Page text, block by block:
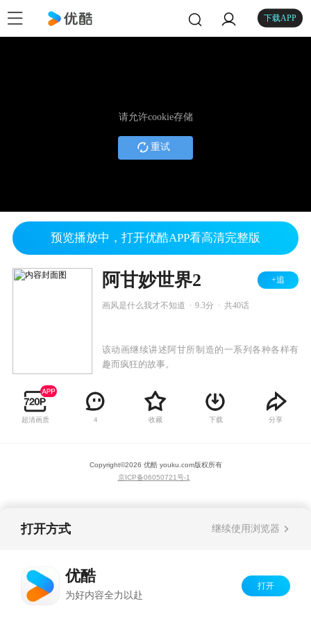
下载APP
请允许cookie存储
重试
预览播放中，打开优酷APP看高清完整版
阿甘妙世界2 +追
画风是什么我才不知道 9.3分 共40话
该动画继续讲述阿甘所制造的一系列各种各样有
趣而疯狂的故事。
超清画质 4 收藏 下载 分享
Copyright©2026 优酷 youku.com版权所有
京ICP备06050721号-1
打开方式 继续使用浏览器
优酷
为好内容全力以赴
打开